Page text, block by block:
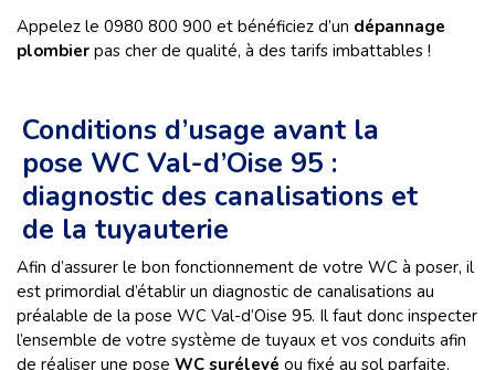
Appelez le 0980 800 900 et bénéficiez d’un dépannage
plombier pas cher de qualité, à des tarifs imbattables !
Conditions d’usage avant la
pose WC Val-d’Oise 95 :
diagnostic des canalisations et
de la tuyauterie
Afin d’assurer le bon fonctionnement de votre WC à poser, il
est primordial d’établir un diagnostic de canalisations au
préalable de la pose WC Val-d’Oise 95. Il faut donc inspecter
l’ensemble de votre système de tuyaux et vos conduits afin
de réaliser une pose WC surélevé ou fixé au sol parfaite.